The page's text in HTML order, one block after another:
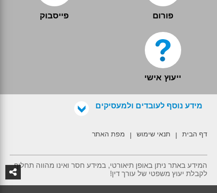
פורום פייסבוק
ייעוץ אישי
מידע נוסף לעובדים ולמעסיקים
דף הבית | תנאי שימוש | מפת האתר
המידע באתר ניתן באופן תיאורטי, במידע חסר ואינו מהווה תחליף
לקבלת יעוץ משפטי של עורך דין!